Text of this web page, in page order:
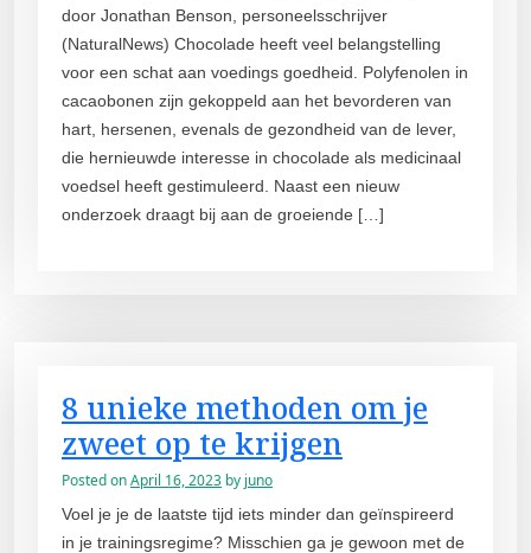
door Jonathan Benson, personeelsschrijver
(NaturalNews) Chocolade heeft veel belangstelling
voor een schat aan voedings goedheid. Polyfenolen in
cacaobonen zijn gekoppeld aan het bevorderen van
hart, hersenen, evenals de gezondheid van de lever,
die hernieuwde interesse in chocolade als medicinaal
voedsel heeft gestimuleerd. Naast een nieuw
onderzoek draagt bij aan de groeiende […]
8 unieke methoden om je
zweet op te krijgen
Posted onApril 16, 2023 by juno
Voel je je de laatste tijd iets minder dan geïnspireerd
in je trainingsregime? Misschien ga je gewoon met de